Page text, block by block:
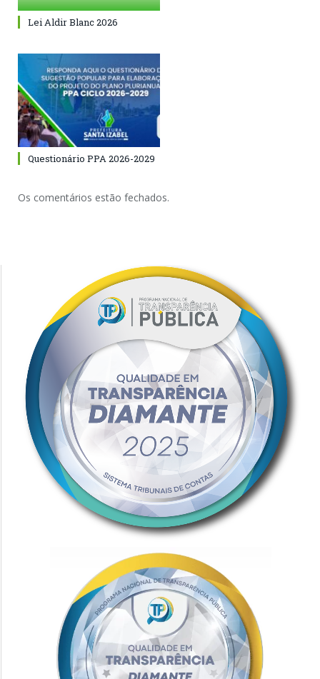
Lei Aldir Blanc 2026
Questionário PPA 2026-2029
Os comentários estão fechados.